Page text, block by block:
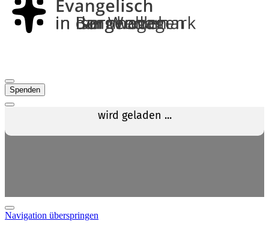
Spenden
Navigation überspringen